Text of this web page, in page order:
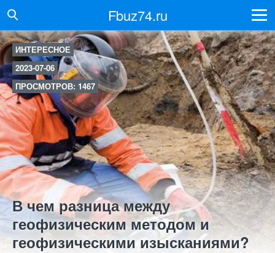
Fbuz74.ru
ИНТЕРЕСНОЕ
2023-07-06
ПРОСМОТРОВ: 1467
В чем разница между
геофизическим методом и
геофизическими изысканиями?